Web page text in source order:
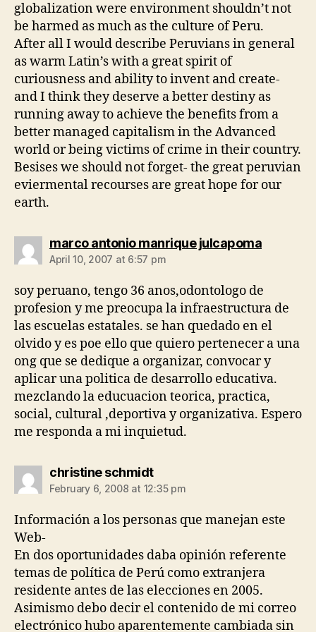
globalization were environment shouldn’t not
be harmed as much as the culture of Peru.
After all I would describe Peruvians in general
as warm Latin’s with a great spirit of
curiousness and ability to invent and create-
and I think they deserve a better destiny as
running away to achieve the benefits from a
better managed capitalism in the Advanced
world or being victims of crime in their country.
Besises we should not forget- the great peruvian
eviermental recourses are great hope for our
earth.
marco antonio manrique julcapomasays:
April 10, 2007 at 6:57 pm
soy peruano, tengo 36 anos,odontologo de
profesion y me preocupa la infraestructura de
las escuelas estatales. se han quedado en el
olvido y es poe ello que quiero pertenecer a una
ong que se dedique a organizar, convocar y
aplicar una politica de desarrollo educativa.
mezclando la educuacion teorica, practica,
social, cultural ,deportiva y organizativa. Espero
me responda a mi inquietud.
christine schmidtsays:
February 6, 2008 at 12:35 pm
Información a los personas que manejan este
Web-
En dos oportunidades daba opinión referente
temas de política de Perú como extranjera
residente antes de las elecciones en 2005.
Asimismo debo decir el contenido de mi correo
electrónico hubo aparentemente cambiada sin